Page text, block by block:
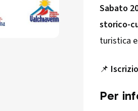
Sabato
storico-
turistica
📌
Per